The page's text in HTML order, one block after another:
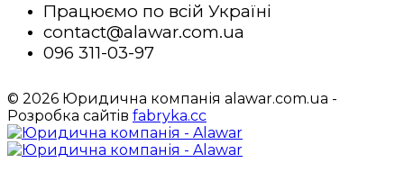
Працюємо по всій Україні
contact@alawar.com.ua
096 311-03-97
© 2026 Юридична компанія alawar.com.ua -
Розробка сайтів fabryka.cc